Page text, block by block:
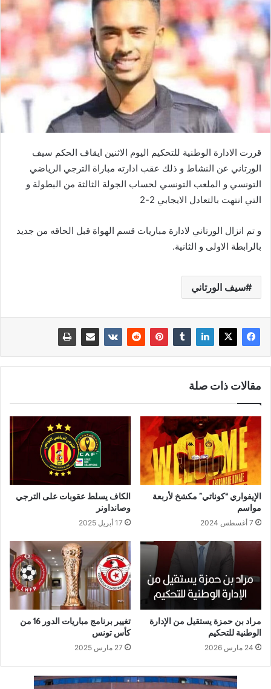
قررت الادارة الوطنية للتحكيم اليوم الاثنين ايقاف الحكم سيف
الورتاني عن النشاط و ذلك عقب ادارته مباراة الترجي الرياضي
التونسي و الملعب التونسي لحساب الجولة الثالثة من البطولة و
التي انتهت بالتعادل الايجابي 2-2
و تم انزال الورتاني لادارة مباريات قسم الهواة قبل الحاقه من جديد
بالرابطة الاولى و الثانية.
سيف الورتاني
مقالات ذات صلة
الإيفواري “كوناتي” مكشخ لأربعة
مواسم
7 أغسطس 2024
الكاف يسلط عقوبات على الترجي
وصانداونر
17 أبريل 2025
مراد بن حمزة يستقيل من الإدارة
الوطنية للتحكيم
24 مارس 2026
تغيير برنامج مباريات الدور 16 من
كأس تونس
27 مارس 2025